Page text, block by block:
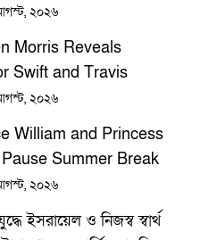
Privacy Debate
২০২৬
Morris Reveals
Swift and Travis
Wedding Vows
'Beautiful' and Funny
২০২৬
William and Princess
Summer Break
Games
২০২৬
ইসরায়েল ও নিজস্ব স্বার্থ